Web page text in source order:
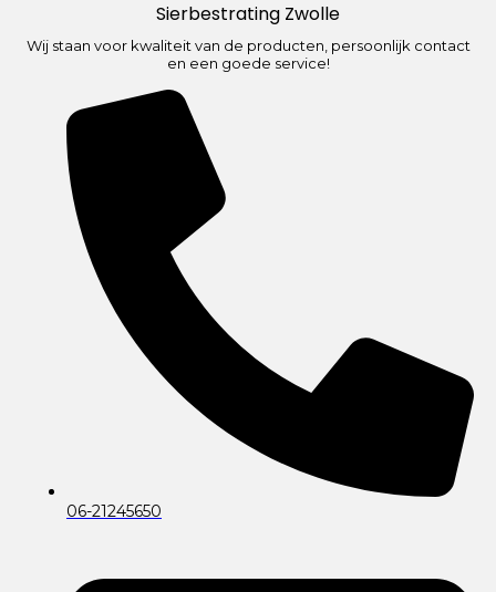
Sierbestrating Zwolle
Wij staan voor kwaliteit van de producten, persoonlijk contact
en een goede service!
06-21245650